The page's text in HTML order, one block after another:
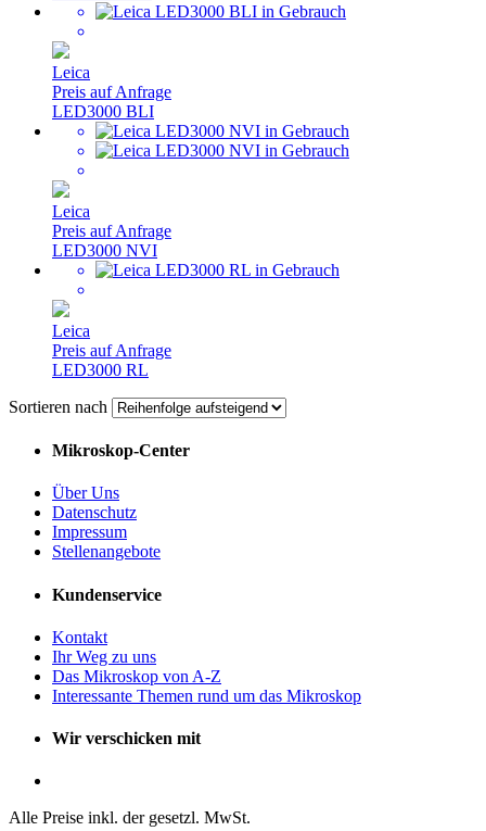
Leica
Preis auf Anfrage
LED3000 BLI
Leica
Preis auf Anfrage
LED3000 NVI
Leica
Preis auf Anfrage
LED3000 RL
Sortieren nach
Mikroskop-Center
Über Uns
Datenschutz
Impressum
Stellenangebote
Kundenservice
Kontakt
Ihr Weg zu uns
Das Mikroskop von A-Z
Interessante Themen rund um das Mikroskop
Wir verschicken mit
Alle Preise inkl. der gesetzl. MwSt.